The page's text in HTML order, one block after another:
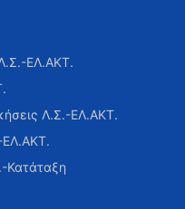
ΕΛ.ΑΚΤ.
Λ.Σ.-ΕΛ.ΑΚΤ.
Κατάταξη